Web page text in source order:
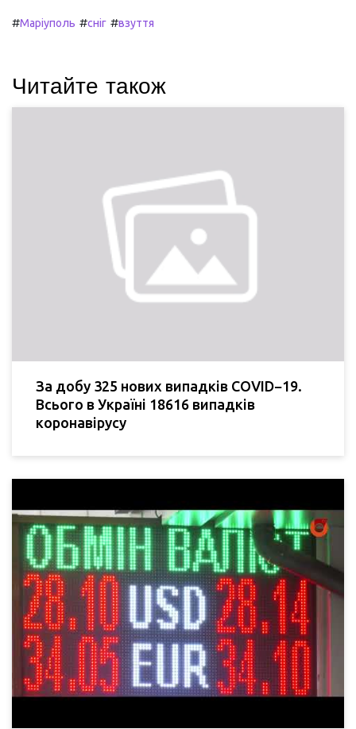
#Маріуполь #сніг #взуття
Читайте також
За добу 325 нових випадків COVID−19.
Всього в Україні 18616 випадків
коронавірусу